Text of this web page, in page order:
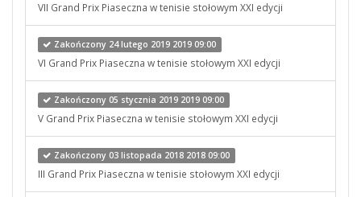
VII Grand Prix Piaseczna w tenisie stołowym XXI edycji
Zakończony 24 lutego 2019 2019 09:00
VI Grand Prix Piaseczna w tenisie stołowym XXI edycji
Zakończony 05 stycznia 2019 2019 09:00
V Grand Prix Piaseczna w tenisie stołowym XXI edycji
Zakończony 03 listopada 2018 2018 09:00
III Grand Prix Piaseczna w tenisie stołowym XXI edycji